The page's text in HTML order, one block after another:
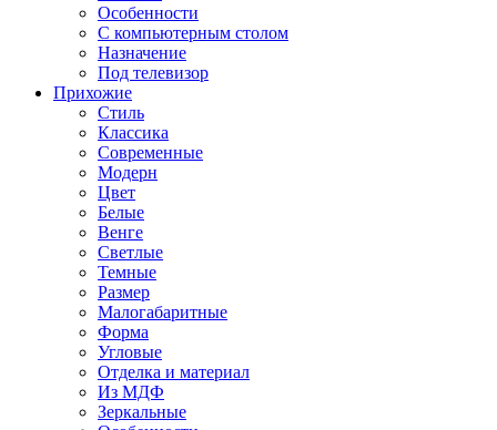
Особенности
С компьютерным столом
Назначение
Под телевизор
Прихожие
Стиль
Классика
Современные
Модерн
Цвет
Белые
Венге
Светлые
Темные
Размер
Малогабаритные
Форма
Угловые
Отделка и материал
Из МДФ
Зеркальные